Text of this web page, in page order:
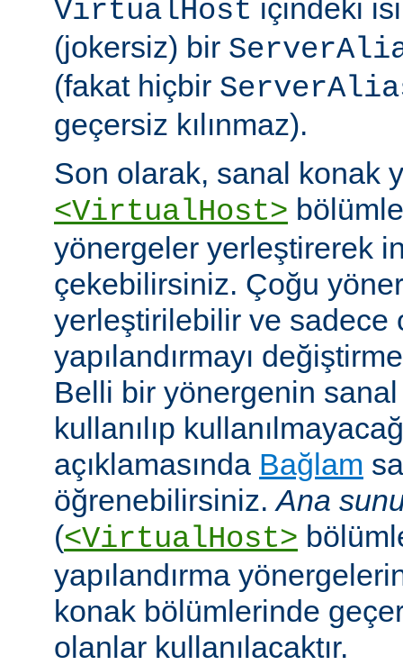
VirtualHost içindeki
(jokersiz) bir
(fakat hiçbir
geçersiz kılınmaz).
Son olarak, sanal konak
<VirtualHost>
yönergeler yerleştirerek
çekebilirsiniz. Çoğu
yerleştirilebilir ve sadece
yapılandırmayı
Belli bir yönergenin
kullanılıp
açıklamasında Bağlam
öğrenebilirsiniz.Ana
(<VirtualHost>
yapılandırma
konak bölümlerinde
olanlar kullanılacaktır.